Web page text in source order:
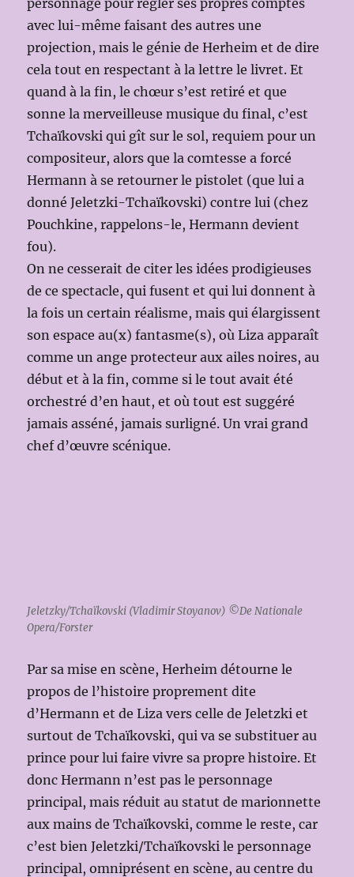
personnage pour régler ses propres comptes
avec lui-même faisant des autres une
projection, mais le génie de Herheim et de dire
cela tout en respectant à la lettre le livret. Et
quand à la fin, le chœur s’est retiré et que
sonne la merveilleuse musique du final, c’est
Tchaïkovski qui gît sur le sol, requiem pour un
compositeur, alors que la comtesse a forcé
Hermann à se retourner le pistolet (que lui a
donné Jeletzki-Tchaïkovski) contre lui (chez
Pouchkine, rappelons-le, Hermann devient
fou).
On ne cesserait de citer les idées prodigieuses
de ce spectacle, qui fusent et qui lui donnent à
la fois un certain réalisme, mais qui élargissent
son espace au(x) fantasme(s), où Liza apparaît
comme un ange protecteur aux ailes noires, au
début et à la fin, comme si le tout avait été
orchestré d’en haut, et où tout est suggéré
jamais asséné, jamais surligné. Un vrai grand
chef d’œuvre scénique.
Jeletzky/Tchaïkovski (Vladimir Stoyanov) ©De Nationale
Opera/Forster
Par sa mise en scène, Herheim détourne le
propos de l’histoire proprement dite
d’Hermann et de Liza vers celle de Jeletzki et
surtout de Tchaïkovski, qui va se substituer au
prince pour lui faire vivre sa propre histoire. Et
donc Hermann n’est pas le personnage
principal, mais réduit au statut de marionnette
aux mains de Tchaïkovski, comme le reste, car
c’est bien Jeletzki/Tchaïkovski le personnage
principal, omniprésent en scène, au centre du